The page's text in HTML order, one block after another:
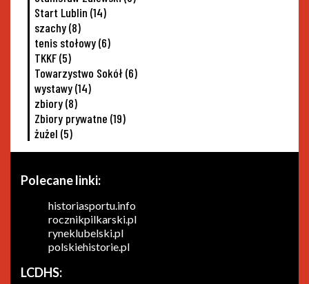
Start Lublin (14)
szachy(8)
tenis stołowy(6)
TKKF(5)
Towarzystwo Sokół(6)
wystawy(14)
zbiory(8)
Zbiory prywatne (19)
żużel (5)
Polecane linki:
historiasportu.info
rocznikpilkarski.pl
ryneklubelski.pl
polskiehistorie.pl
LCDHS: